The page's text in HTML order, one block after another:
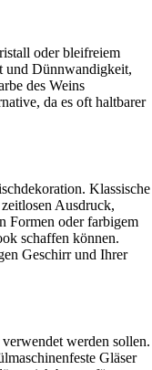
oder bleifreiem
und Dünnwandigkeit,
des Weins
da es oft haltbarer
Klassische
Ausdruck,
Formen oder farbigem
schaffen können.
Geschirr und Ihrer
werden sollen.
Gläser